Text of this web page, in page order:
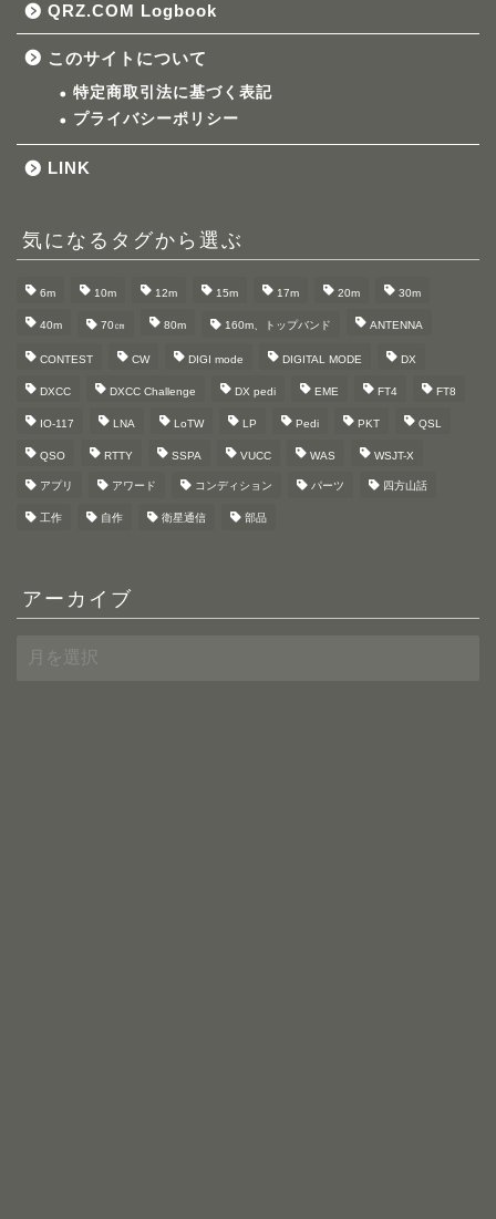
QRZ.COM Logbook
このサイトについて
特定商取引法に基づく表記
プライバシーポリシー
LINK
気になるタグから選ぶ
6m 10m 12m 15m 17m 20m 30m
40m 70㎝ 80m 160m、トップバンド ANTENNA
CONTEST CW DIGI mode DIGITAL MODE DX
DXCC DXCC Challenge DX pedi EME FT4 FT8
IO-117 LNA LoTW LP Pedi PKT QSL
QSO RTTY SSPA VUCC WAS WSJT-X
アプリ アワード コンディション パーツ 四方山話
工作 自作 衛星通信 部品
アーカイブ
ー